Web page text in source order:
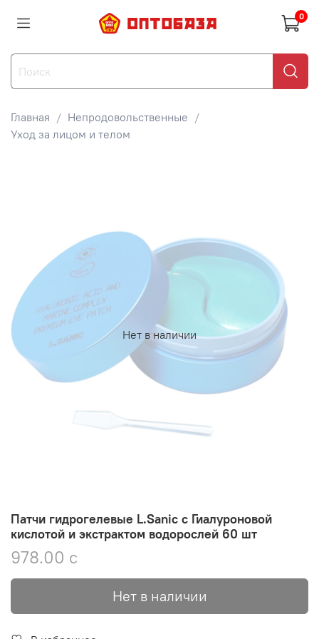
0
Главная
Непродовольственные
Уход за лицом и телом
Нет в наличии
Патчи гидрогелевые L.Sanic с Гиалуроновой
кислотой и экстрактом водорослей 60 шт
978.00 с
Нет в наличии